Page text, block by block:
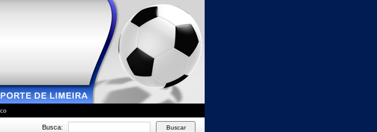
Busca: